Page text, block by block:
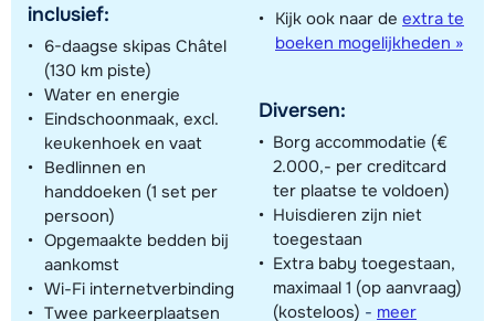
inclusief:
6-daagse skipas Châtel
(130 km piste)
Water en energie
Eindschoonmaak, excl.
keukenhoek en vaat
Bedlinnen en
handdoeken (1 set per
persoon)
Opgemaakte bedden bij
aankomst
Wi-Fi internetverbinding
Twee parkeerplaatsen
Kijk ook naar de extra te
boeken mogelijkheden »
Diversen:
Borg accommodatie (€
2.000,- per creditcard
ter plaatse te voldoen)
Huisdieren zijn niet
toegestaan
Extra baby toegestaan,
maximaal 1 (op aanvraag)
(kosteloos) - meer